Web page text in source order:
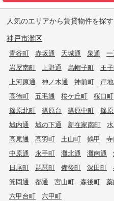
人気のエリアから賃貸物件を探す
神戸市灘区
青谷町 赤坂通 天城通 泉通
岩屋南町
上野通 烏帽子町 王
上河原通
神ノ木通 神前町 岸
高徳町
五毛通 桜ケ丘町 桜口町
篠原北町
篠原台 篠原中町 篠
城内通
城の下通 新在家南町
高尾通
高羽町 土山町 鶴甲
中原通
永手町 灘北通 灘南通
日尾町
琵琶町 備後町 深田町
箕岡通
都通 宮山町 森後町
六甲台町
六甲町